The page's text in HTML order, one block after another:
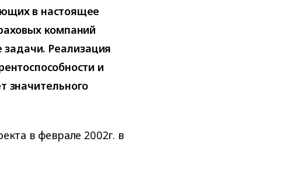
в настоящее
компаний
задачи. Реализация
и
значительного
в феврале 2002г. в